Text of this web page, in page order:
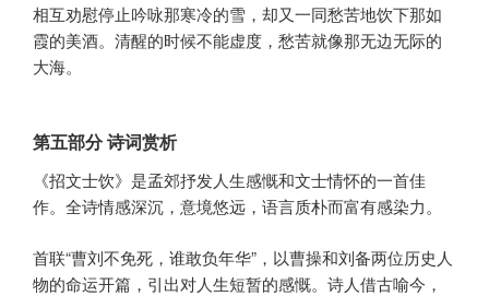
相互劝慰停止吟咏那寒冷的雪，却又一同愁苦地饮下那如
霞的美酒。清醒的时候不能虚度，愁苦就像那无边无际的
大海。
第五部分 诗词赏析
《招文士饮》是孟郊抒发人生感慨和文士情怀的一首佳
作。全诗情感深沉，意境悠远，语言质朴而富有感染力。
首联“曹刘不免死，谁敢负年华”，以曹操和刘备两位历史人
物的命运开篇，引出对人生短暂的感慨。诗人借古喻今，